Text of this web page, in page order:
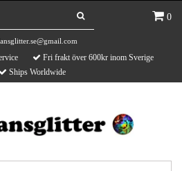
0
Fri frakt över 600kr inom Sverige
Ships Worldwide